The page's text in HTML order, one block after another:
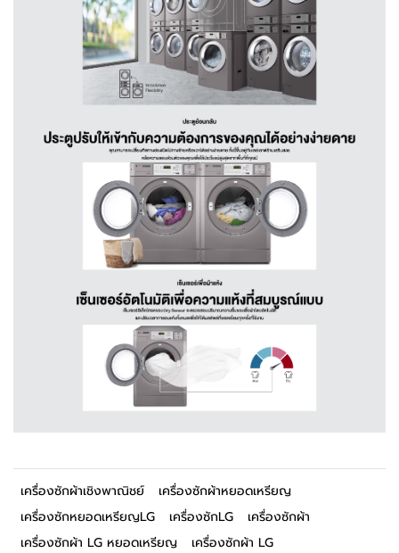
เครื่องซักผ้าเชิงพาณิชย์
เครื่องซักผ้าหยอดเหรียญ
เครื่องซักหยอดเหรียญLG
เครื่องซักLG
เครื่องซักผ้า
เครื่องซักผ้า LG หยอดเหรียญ
เครื่องซักผ้า LG